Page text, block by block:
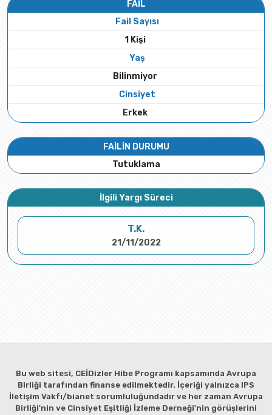
FAİL
Fail Sayısı
1 Kişi
Yaş
Bilinmiyor
Cinsiyet
Erkek
FAİLİN DURUMU
Tutuklama
İlgili Yargı Süreci
T.K.
21/11/2022
Bu web sitesi, CEİDizler Hibe Programı kapsamında Avrupa
Birliği tarafından finanse edilmektedir. İçeriği yalnızca IPS
İletişim Vakfı/bianet sorumluluğundadır ve her zaman Avrupa
Birliği'nin ve Cinsiyet Eşitliği İzleme Derneği'nin görüşlerini